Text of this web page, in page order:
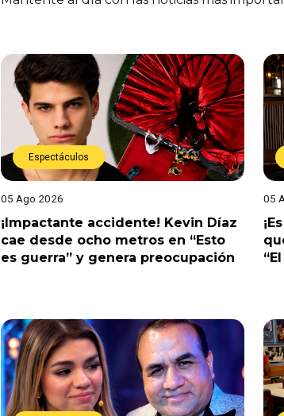
Espectáculos
05 Ago 2026
¡Impactante accidente! Kevin Díaz
cae desde ocho metros en “Esto
es guerra” y genera preocupación
05